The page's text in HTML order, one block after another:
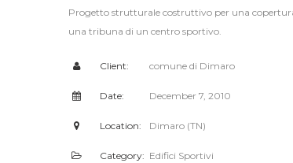
Progetto strutturale costruttivo per una
una tribuna di un centro sportivo.
Client: comune di Dimaro
Date: December 7, 2010
Location: Dimaro (TN)
Category: Edifici Sportivi